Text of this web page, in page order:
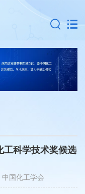
工科学技术奖候选
国化工学会